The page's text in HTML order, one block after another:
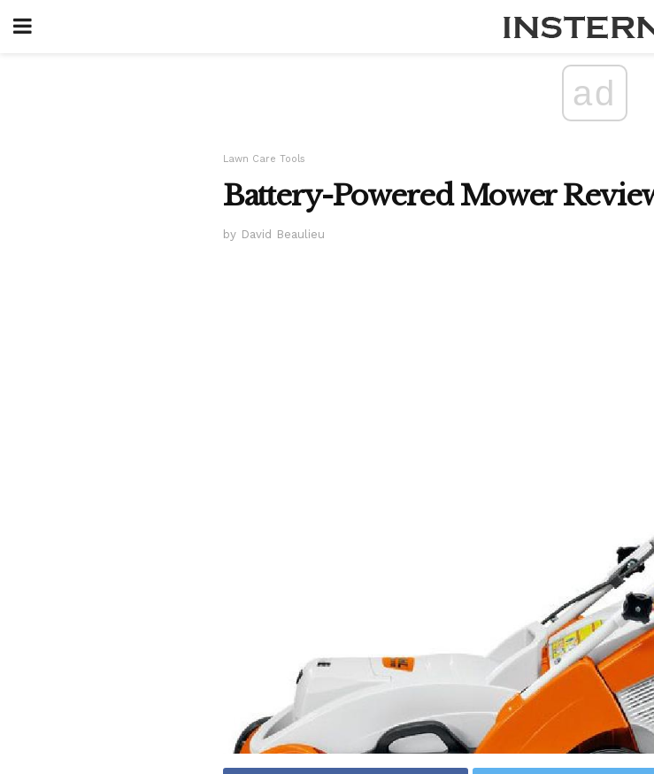
ad
Lawn Care Tools
Battery-Powered Mower
by David Beaulieu